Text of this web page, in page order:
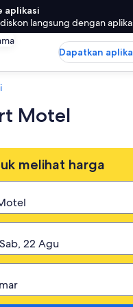
aplikasi
langsung dengan
Dapatkan
Motel
melihat harga